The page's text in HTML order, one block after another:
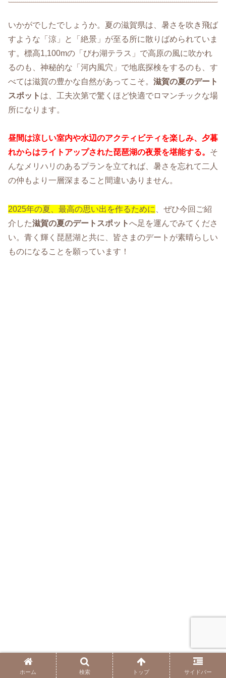
いかがでしたでしょうか。夏の滋賀県は、暑さを吹き飛ば
すような「涼」と「絶景」が至る所に散りばめられていま
す。標高1,100mの「びわ湖テラス」で高原の風に吹かれ
るのも、神秘的な「河内風穴」で地底探検をするのも、す
べては滋賀の豊かな自然があってこそ。 滋賀の夏のデート
スポット は、工夫次第で驚くほど快適でロマンチックな場
所になります。
昼間は涼しい室内や水辺のアクティビティを楽しみ、夕暮
れからはライトアップされた琵琶湖の夜景を堪能する。 そ
んなメリハリのあるプランを立てれば、暑さを忘れて二人
の仲もより一層深まること間違いありません。
2025年の夏、最高の思い出を作るために
、ぜひ今回ご紹
介した滋賀の夏のデートスポットへ足を運んでみてくださ
い。青く輝く琵琶湖と共に、皆さまのデートが素晴らしい
ものになることを願っています！
ホーム 検索 トップ サイドバー